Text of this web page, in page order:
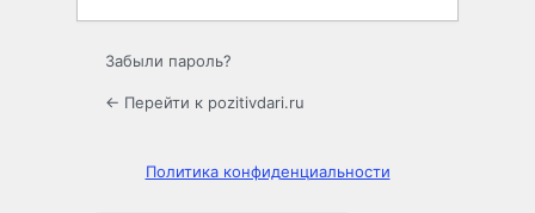
Забыли пароль?
← Перейти к pozitivdari.ru
Политика конфиденциальности